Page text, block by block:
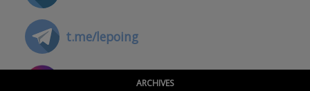
t.me/lepoing
@montpellierpoinginfo
ARCHIVES